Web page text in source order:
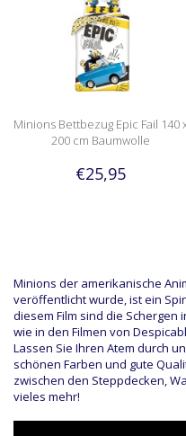
Minions Bettbezug Epic Fail 140
200 cm Baumwolle
€25,95
Minions der amerikanische
veröffentlicht wurde, ist ein
diesem Film sind die
wie in den Filmen von
Lassen Sie Ihren Atem durch
schönen Farben und gute
zwischen den Steppdecken,
vieles mehr!